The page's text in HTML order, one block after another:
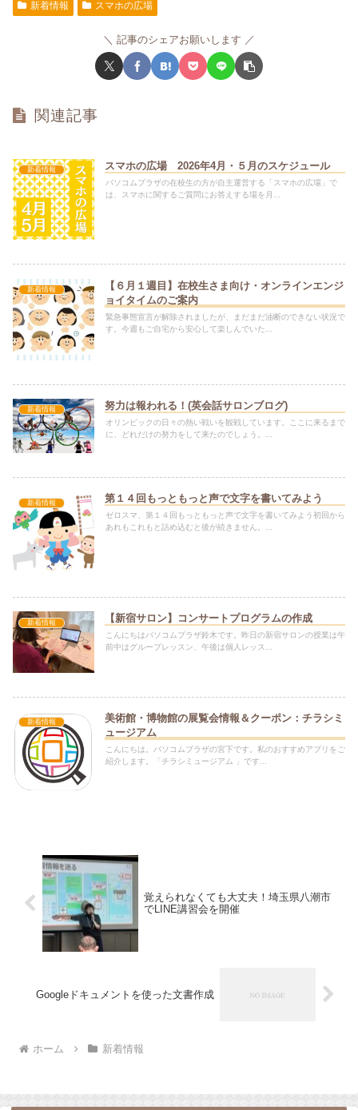
新着情報 スマホの広場
記事のシェアお願いします
関連記事
新着情報 スマホの広場 2026年4月・５月のスケジュール
パソコムプラザの在校生の方が自主運営する「スマホの広場」で
は、スマホに関するご質問にお答えする場を月...
新着情報
【６月１週目】在校生さま向け・オンラインエンジ
ョイタイムのご案内
緊急事態宣言が解除されましたが、まだまだ油断のできない状況で
す。今週もご自宅から安心して楽しんでいた...
新着情報 努力は報われる！(英会話サロンブログ)
オリンピックの日々の熱い戦いを観戦しています。ここに来るまで
に、どれだけの努力をして来たのでしょう。...
新着情報 第１４回もっともっと声で文字を書いてみよう
ゼロスマ、第１４回もっともっと声で文字を書いてみよう初回から
あれもこれもと詰め込むと後が続きません。...
新着情報 【新宿サロン】コンサートプログラムの作成
こんにちはパソコムプラザ鈴木です。昨日の新宿サロンの授業は午
前中はグループレッスン、午後は個人レッス...
新着情報
美術館・博物館の展覧会情報＆クーポン：チラシミ
ュージアム
こんにちは。パソコムプラザの宮下です。私のおすすめアプリをご
紹介します。「チラシミュージアム 」です...
覚えられなくても大丈夫！埼玉県八潮市
でLINE講習会を開催
Googleドキュメントを使った文書作成
ホーム 新着情報